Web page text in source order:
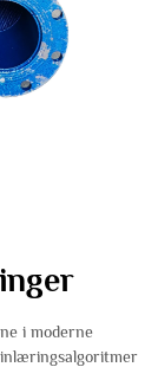
i moderne